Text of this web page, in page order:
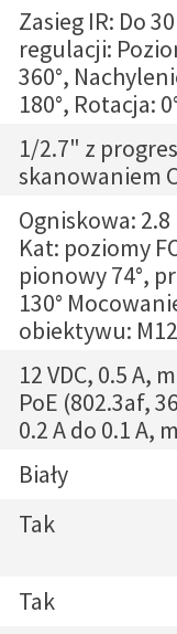
Zasieg IR: Do
regulacji:
360°,
180°, Rotacja:
1/2.7" z
skanowaniem
Ogniskowa: 2.8
Kat: poziomy
pionowy 74°,
130°
obiektywu: M12
12 VDC, 0.5 A,
PoE (802.3af,
0.2 A do 0.1 A,
Biały
Tak
Tak